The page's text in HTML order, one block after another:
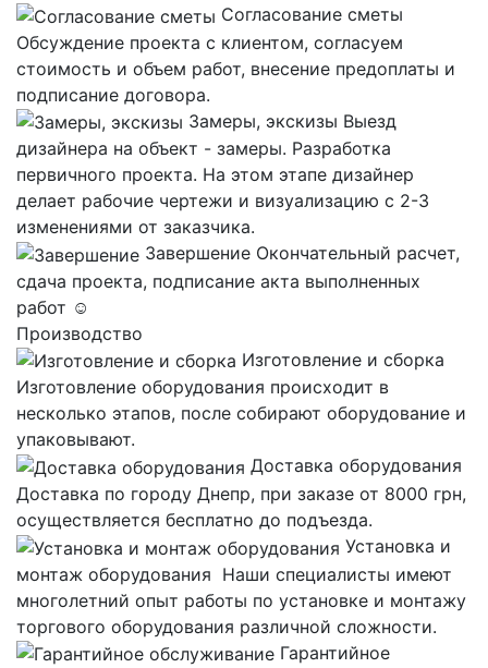
Согласование сметы
Обсуждение проекта с клиентом, согласуем
стоимость и объем работ, внесение предоплаты и
подписание договора.
Замеры, экскизы Выезд
дизайнера на объект - замеры. Разработка
первичного проекта. На этом этапе дизайнер
делает рабочие чертежи и визуализацию с 2-3
изменениями от заказчика.
Завершение Окончательный расчет,
сдача проекта, подписание акта выполненных
работ ☺
Производство
Изготовление и сборка
Изготовление оборудования происходит в
несколько этапов, после собирают оборудование и
упаковывают.
Доставка оборудования
Доставка по городу Днепр, при заказе от 8000 грн,
осуществляется бесплатно до подъезда.
Установка и
монтаж оборудования Наши специалисты имеют
многолетний опыт работы по установке и монтажу
торгового оборудования различной сложности.
Гарантийное